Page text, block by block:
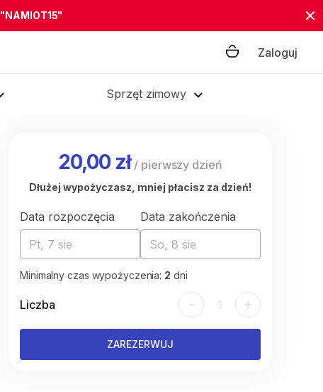
"NAMIOT15"
Zaloguj
Sprzęt zimowy
20,00 zł/ pierwszy dzień
Dłużej wypożyczasz, mniej płacisz za dzień!
Data rozpoczęcia
Pt, 7 sie
Data zakończenia
So, 8 sie
Minimalny czas wypożyczenia: 2 dni
Liczba - 1 +
ZAREZERWUJ